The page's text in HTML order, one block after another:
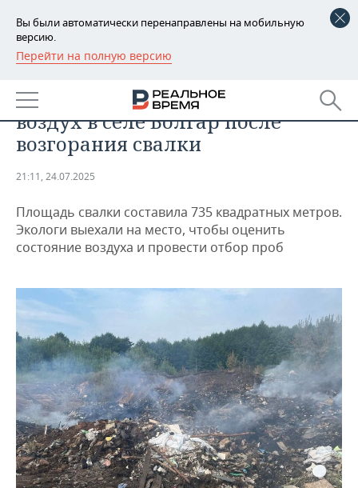
Вы были автоматически перенаправлены на мобильную
версию.
Перейти на полную версию
РЕГИОНЫ
БАШКОРТОСТАН
ТАТАРСТАН
НОВОСТИ
АНАЛИТИКА
ДЕКЛАРАЦИИ О ДОХОДАХ
КОРОЛИ ГОСЗАКАЗА ПФО
КОМУ ПРИНАДЛЕЖАТ
ТАТАРСТАНА
НОВОСТИ ЭКОНОМИКИ
ФИНАНСЫ
БЮДЖЕТ
ИНВЕСТИЦИИ
ПРОМЫШЛЕННОСТЬ
НОВОСТИ
ПРОМЫШЛЕННОСТИ
АГРОПРОМ
НЕФТЕХИМИЯ
НЕФТЬ
ОПК
ЭНЕРГЕТИКА
НЕДВИЖИМОСТЬ
НОВОСТИ АВТО
БИЗНЕС
НОВОСТИ БИЗНЕСА
РОЗНИЧНАЯ ТОРГОВЛЯ
ТРАНСПОРТ
УСЛУГИ
ТЕХНОЛОГИИ
НОВОСТИ ТЕХНОЛОГИЙ
IT
МЕДИА
МЕРОПРИЯТИЯ
НОВОСТИ МЕРОПРИЯТИЙ
ВЫЕЗДНАЯ РЕДАКЦИЯ
СПОРТ
НОВОСТИ СПОРТА
ОБЩЕСТВО
Экологи Татарстана проверили
воздух в селе Болгар после
возгорания свалки
21:11, 24.07.2025
Площадь свалки составила 735 квадратных метров.
Экологи выехали на место, чтобы оценить
состояние воздуха и провести отбор проб